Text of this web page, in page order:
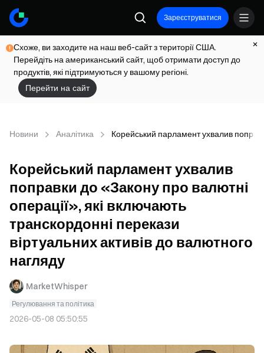
Зареєструватися
Схоже, ви заходите на наш веб-сайт з території США.
Перейдіть на американський сайт, щоб отримати доступ до
продуктів, які підтримуються у вашому регіоні.
Перейти на сайт
Новини Аналітика Корейський парламент ухвалив
Корейський парламент ухвалив
поправки до «Закону про валютні
операції», які включають
транскордонні перекази
віртуальних активів до валютного
нагляду
MarketWhisper
Регулювання та політика
2026-05-08 05:50:55